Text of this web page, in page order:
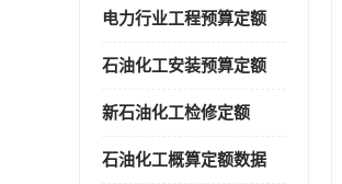
电力行业工程预算定额
石油化工安装预算定额
新石油化工检修定额
石油化工概算定额数据